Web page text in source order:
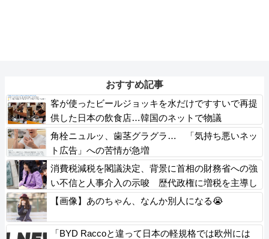
おすすめ記事
客が使ったビールジョッキを水だけですすいで再提
供した日本の飲食店…韓国のネットで物議
角栓ニュルッ、歯茎グラグラ… 「気持ち悪いネッ
ト広告」への苦情が急増
消費税減税を閣議決定、背景に首相の財務省への強
い不信と人事介入の示唆 歴代政権に増税を主導し
てきた財務省、高市内閣に完全敗北
【画像】あのちゃん、なんか別人になる😭
「BYD Raccoと違って日本の軽規格では欧州には